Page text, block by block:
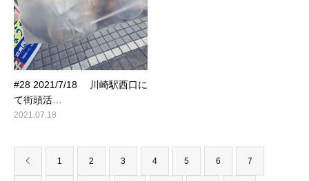
#28 2021/7/18 川崎駅西口に
て街頭活…
2021.07.18
1 2 3 4 5 6 7